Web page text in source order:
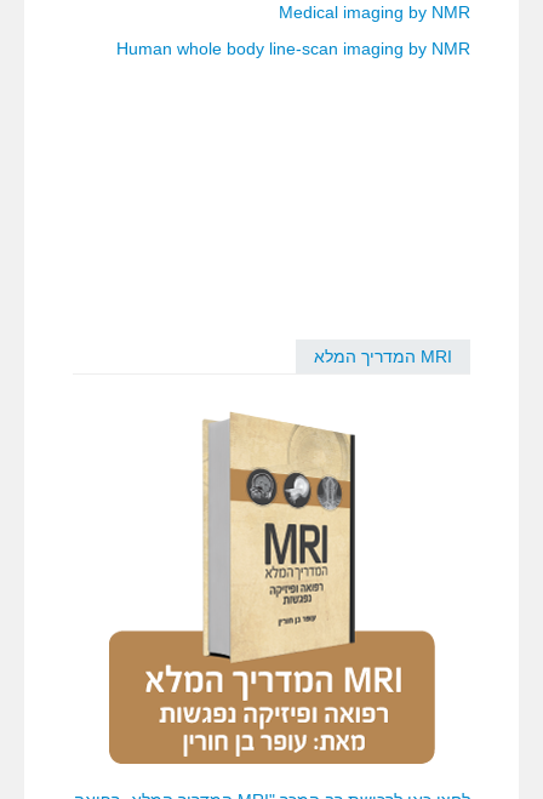
Medical imaging by NMR
Human whole body line-scan imaging by NMR
MRI המדריך המלא